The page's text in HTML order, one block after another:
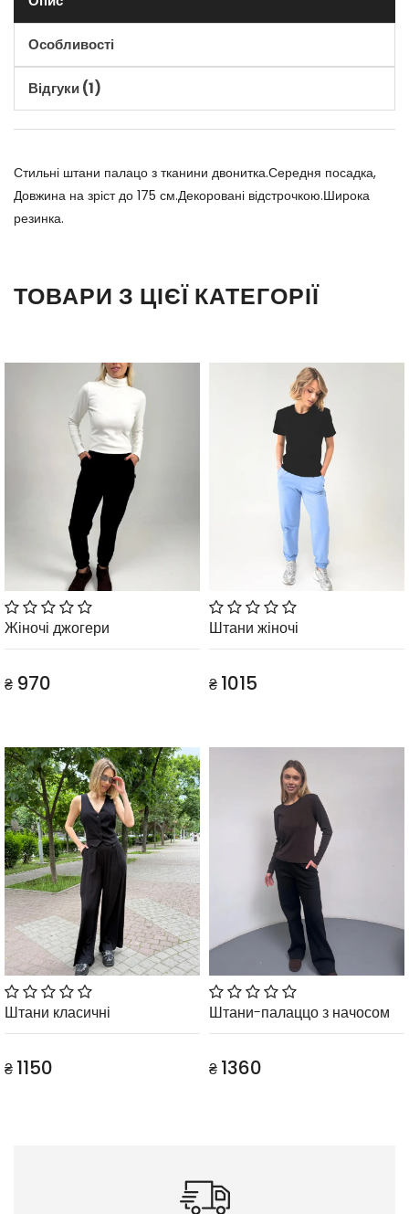
Особливості
Відгуки (1)
Стильні штани палацо з тканини двонитка.Середня посадка,
Довжина на зріст до 175 см.Декоровані відстрочкою.Широка
резинка.
ТОВАРИ З ЦІЄЇ КАТЕГОРІЇ
Жіночі джогери
₴ 970
Штани жіночі
₴ 1015
Штани класичні
₴ 1150
Штани-палаццо з начосом
₴ 1360